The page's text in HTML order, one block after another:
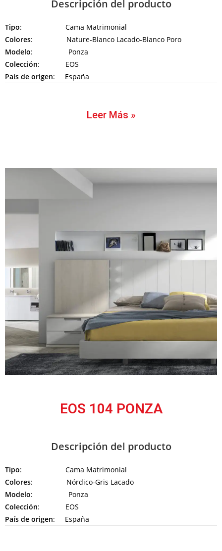
Descripción del producto
Tipo: Cama Matrimonial
Colores: Nature-Blanco Lacado-Blanco Poro
Modelo: Ponza
Colección: EOS
País de origen: España
Leer Más »
EOS 104 PONZA
Descripción del producto
Tipo: Cama Matrimonial
Colores: Nórdico-Gris Lacado
Modelo: Ponza
Colección: EOS
País de origen: España